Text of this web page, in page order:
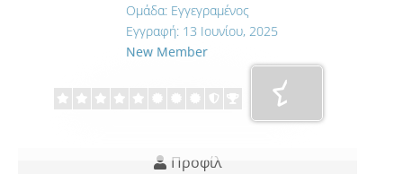
Ομάδα: Εγγεγραμένος
Εγγραφή: 13 Ιουνίου, 2025
New Member
Προφίλ